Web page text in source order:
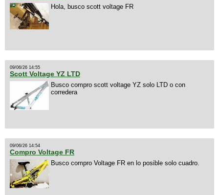
Hola, busco scott voltage FR
09/06/26 14:55
Scott Voltage YZ LTD
Busco compro scott voltage YZ solo LTD o con
corredera
09/06/26 14:54
Compro Voltage FR
Busco compro Voltage FR en lo posible solo cuadro.